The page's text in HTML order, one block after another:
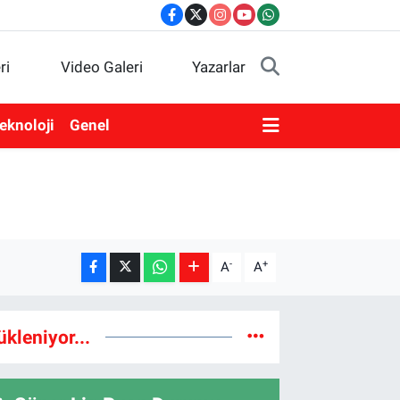
Video Galeri Yazarlar
Genel
A- A+